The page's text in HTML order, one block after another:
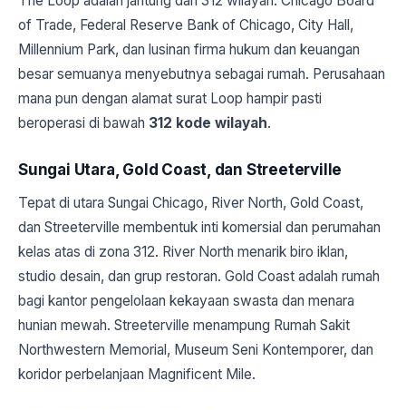
of Trade, Federal Reserve Bank of Chicago, City Hall,
Millennium Park, dan lusinan firma hukum dan keuangan
besar semuanya menyebutnya sebagai rumah. Perusahaan
mana pun dengan alamat surat Loop hampir pasti
beroperasi di bawah 312 kode wilayah.
Sungai Utara, Gold Coast, dan Streeterville
Tepat di utara Sungai Chicago, River North, Gold Coast,
dan Streeterville membentuk inti komersial dan perumahan
kelas atas di zona 312. River North menarik biro iklan,
studio desain, dan grup restoran. Gold Coast adalah rumah
bagi kantor pengelolaan kekayaan swasta dan menara
hunian mewah. Streeterville menampung Rumah Sakit
Northwestern Memorial, Museum Seni Kontemporer, dan
koridor perbelanjaan Magnificent Mile.